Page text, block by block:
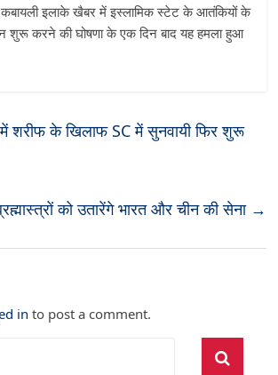
कबायली इलाके खैबर में इस्लामिक स्टेट के आतंकियों के
शुरू करने की घोषणा के एक दिन बाद यह हमला हुआ
में शरीफ के खिलाफ SC में सुनवायी फिर शुरू
को उतारेंगे भारत और चीन की सेना →
in to post a comment.